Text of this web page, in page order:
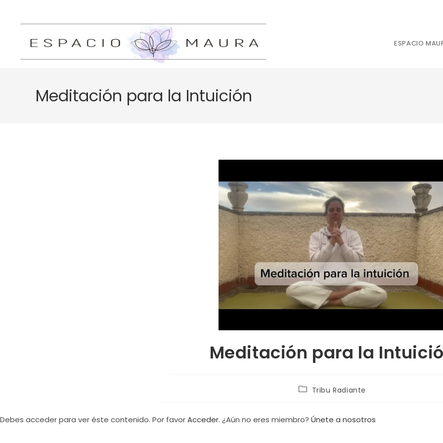
ESPACIO
Meditación para la Intuición
Meditación para la
Tribu Radiante
Debes acceder para ver éste contenido. Por favorAcceder. ¿Aún no eres miembro? Únete a nosotros